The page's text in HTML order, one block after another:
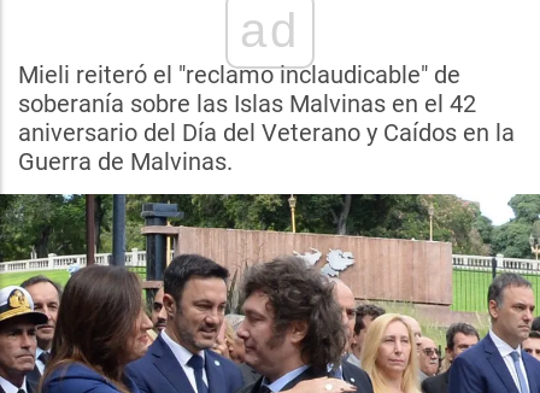
ad
Mieli reiteró el "reclamo inclaudicable" de
soberanía sobre las Islas Malvinas en el 42
aniversario del Día del Veterano y Caídos en la
Guerra de Malvinas.